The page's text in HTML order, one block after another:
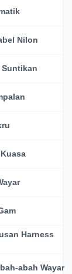
Nilon
Suntikan
Harness
abah Wayar